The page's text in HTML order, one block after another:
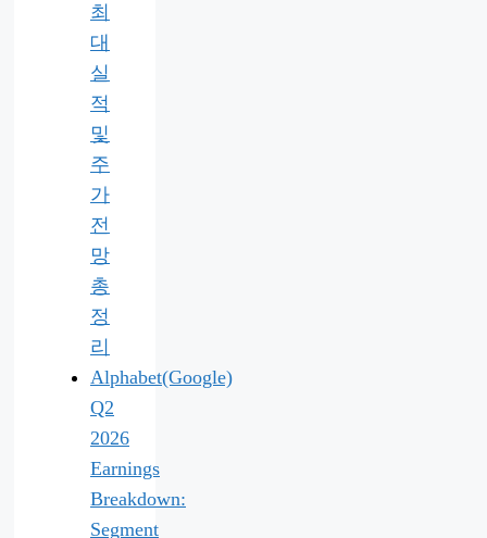
최
대
실
적
및
주
가
전
망
총
정
리
Alphabet(Google)
Q2
2026
Earnings
Breakdown:
Segment